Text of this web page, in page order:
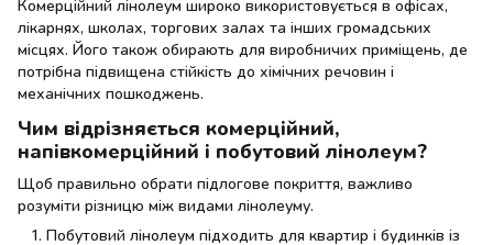
Комерційний лінолеум широко використовується в офісах,
лікарнях, школах, торгових залах та інших громадських
місцях. Його також обирають для виробничих приміщень, де
потрібна підвищена стійкість до хімічних речовин і
механічних пошкоджень.
Чим відрізняється комерційний,
напівкомерційний і побутовий лінолеум?
Щоб правильно обрати підлогове покриття, важливо
розуміти різницю між видами лінолеуму.
Побутовий лінолеум підходить для квартир і будинків із